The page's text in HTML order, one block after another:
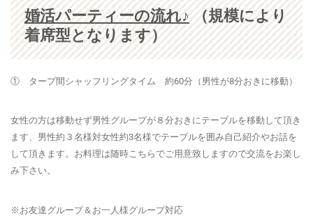
婚活パーティーの流れ♪（規模により
着席型となります）
① タープ間シャッフリングタイム 約60分（男性が8分おきに移動）
女性の方は移動せず男性グループが８分おきにテーブルを移動して頂き
ます、男性約３名様対女性約3名様でテーブルを囲み自己紹介やお話を
して頂きます。お料理は随時こちらでご用意致しますので交流をお楽し
み下さい。
※お友達グループ＆お一人様グループ対応